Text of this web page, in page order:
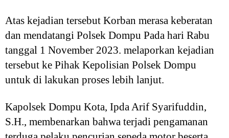
Atas kejadian tersebut Korban merasa keberatan
dan mendatangi Polsek Dompu Pada hari Rabu
tanggal 1 November 2023. melaporkan kejadian
tersebut ke Pihak Kepolisian Polsek Dompu
untuk di lakukan proses lebih lanjut.
Kapolsek Dompu Kota, Ipda Arif Syarifuddin,
S.H., membenarkan bahwa terjadi pengamanan